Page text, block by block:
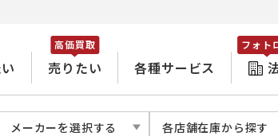
売りたい
高価買取
各種サービス
フォト
メーカーを選択する 各店舗在庫から探す